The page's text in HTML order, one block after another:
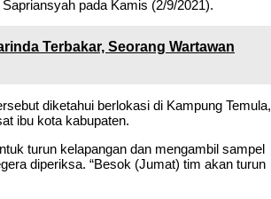
pada Kamis (2/9/2021).
Terbakar, Seorang Wartawan
diketahui berlokasi di Kampung Temula,
ibu kota kabupaten.
turun kelapangan dan mengambil sampel
diperiksa. “Besok (Jumat) tim akan turun